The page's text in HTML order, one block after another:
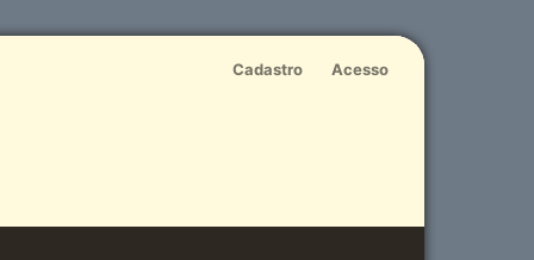
Cadastro Acesso